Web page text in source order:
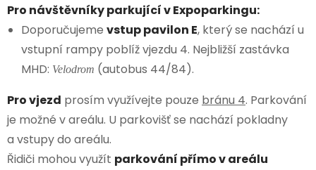
Pro návštěvníky parkující v Expoparkingu:
Doporučujeme vstup pavilon E, který se nachází u
vstupní rampy poblíž vjezdu 4. Nejbližší zastávka
MHD: Velodrom (autobus 44/84).
Pro vjezd prosím využívejte pouze bránu 4. Parkování
je možné v areálu. U parkovišť se nachází pokladny
a vstupy do areálu.
Řidiči mohou využít parkování přímo v areálu